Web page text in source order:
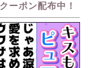
ーポン配布中！